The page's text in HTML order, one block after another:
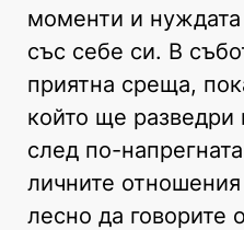
моменти и
със себе си. В
приятна среща,
който ще разведри
след по-
личните
лесно да говорите